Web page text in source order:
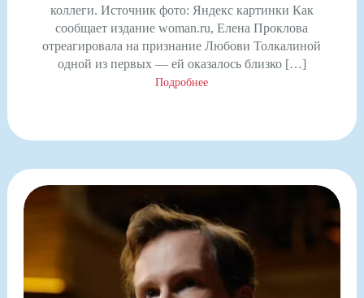
коллеги. Источник фото: Яндекс картинки Как
сообщает издание woman.ru, Елена Проклова
отреагировала на признание Любови Толкалиной
одной из первых — ей оказалось близко […]
Подробнее